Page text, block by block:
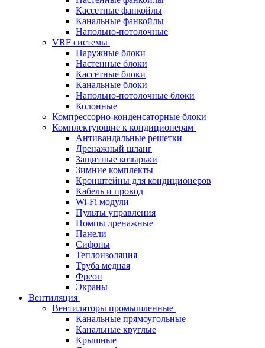
Кассетные фанкойлы
Канальные фанкойлы
Напольно-потолочные
VRF системы
Наружные блоки
Настенные блоки
Кассетные блоки
Канальные блоки
Напольно-потолочные блоки
Колонные
Компрессорно-конденсаторные блоки
Комплектующие к кондиционерам
Антивандальные решетки
Дренажный шланг
Защитные козырьки
Зимние комплекты
Кронштейны для кондиционеров
Кабель и провод
Wi-Fi модули
Пульты управления
Помпы дренажные
Панели
Сифоны
Теплоизоляция
Труба медная
Фреон
Экраны
Вентиляция
Вентиляторы промышленные
Канальные прямоугольные
Канальные круглые
Крышные